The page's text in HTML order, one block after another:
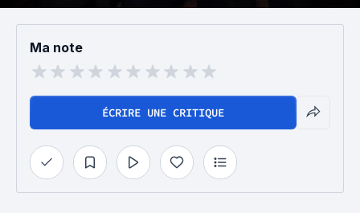
Ma note
ÉCRIRE UNE CRITIQUE